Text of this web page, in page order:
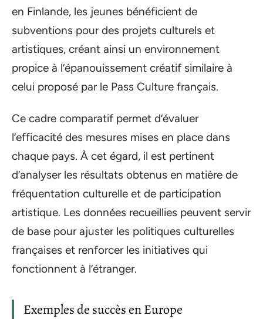
en Finlande, les jeunes bénéficient de
subventions pour des projets culturels et
artistiques, créant ainsi un environnement
propice à l’épanouissement créatif similaire à
celui proposé par le Pass Culture français.
Ce cadre comparatif permet d’évaluer
l’efficacité des mesures mises en place dans
chaque pays. À cet égard, il est pertinent
d’analyser les résultats obtenus en matière de
fréquentation culturelle et de participation
artistique. Les données recueillies peuvent servir
de base pour ajuster les politiques culturelles
françaises et renforcer les initiatives qui
fonctionnent à l’étranger.
Exemples de succès en Europe